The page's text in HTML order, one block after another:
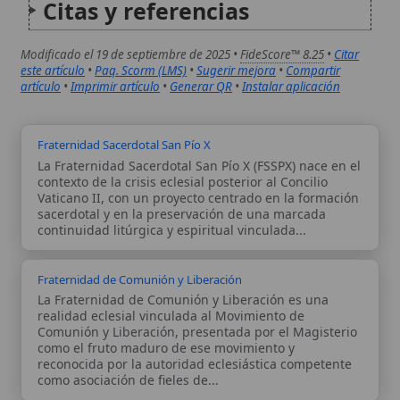
reconocida por la autoridad eclesiástica competente
como asociación de fieles de...
Autor:Comité editorial
Artículo supervisado por el Comité
patrísticos, de santos, artículos
teológicos, documentos históricos, actas
de concilios, encíclicas, fuentes
magisteriales y documentos oficiales de
Wikitólica © 2026. Enciclopedia del patrimonio doctrinal,
histórico y litúrgico de la Iglesia Católica. Parte de la red formativa
deCurso Católico ,Buscador Católico yCustodio Animae
. Con
analíticas anónimas. LicenciaCC BY-SA(texto). Editado en
Valencia, España. ISSN: 3101-7339 . Bajo el patrocinio de San
Carlo Acutis.